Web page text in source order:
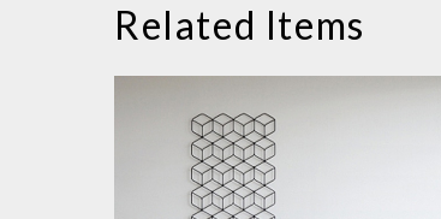
Related Items